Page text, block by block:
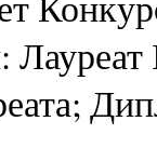
Лауреат